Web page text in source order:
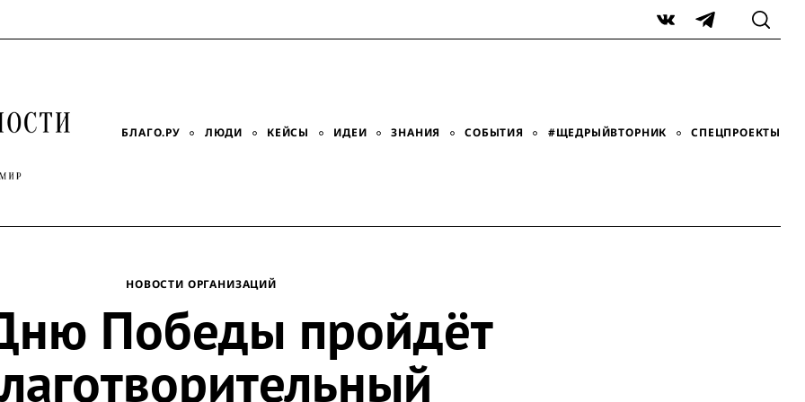
VK Telegram
БЛАГО.РУ ЛЮДИ КЕЙСЫ ИДЕИ ЗНАНИЯ СОБЫТИЯ #ЩЕДРЫЙВТОРНИК СПЕЦПРОЕКТЫ
НОВОСТИ ОРГАНИЗАЦИЙ
Победы пройдёт